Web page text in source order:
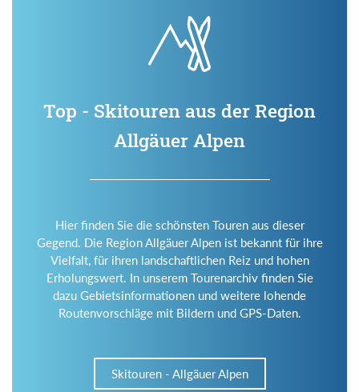
Top - Skitouren aus der Region
Allgäuer Alpen
Hier finden Sie die schönsten Touren aus dieser
Gegend. Die Region Allgäuer Alpen ist bekannt für ihre
Vielfalt, für ihren landschaftlichen Reiz und hohen
Erholungswert. In unserem Tourenarchiv finden Sie
dazu Gebietsinformationen und weitere lohende
Routenvorschläge mit Bildern und GPS-Daten.
Skitouren - Allgäuer Alpen